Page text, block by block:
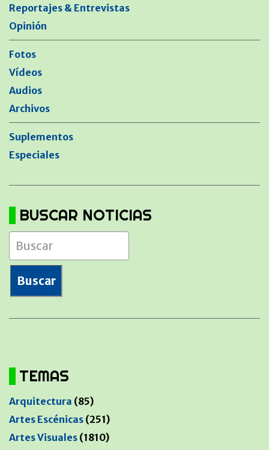
Reportajes & Entrevistas
Opinión
Fotos
Vídeos
Audios
Archivos
Suplementos
Especiales
BUSCAR NOTICIAS
TEMAS
Arquitectura (85)
Artes Escénicas (251)
Artes Visuales (1810)